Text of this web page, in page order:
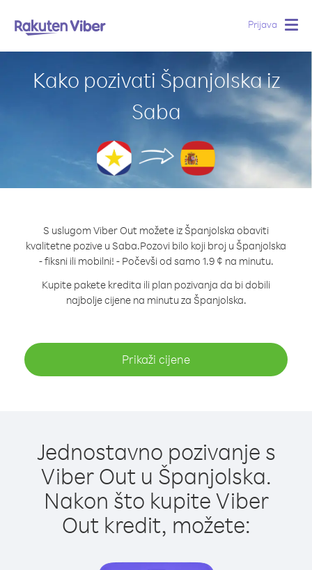
Prijava
Kako pozivati Španjolska iz
Saba
S uslugom Viber Out možete iz Španjolska obaviti
kvalitetne pozive u Saba.Pozovi bilo koji broj u Španjolska
- fiksni ili mobilni! - Počevši od samo 1.9 ¢ na minutu.
Kupite pakete kredita ili plan pozivanja da bi dobili
najbolje cijene na minutu za Španjolska.
Prikaži cijene
Jednostavno pozivanje s
Viber Out u Španjolska.
Nakon što kupite Viber
Out kredit, možete: